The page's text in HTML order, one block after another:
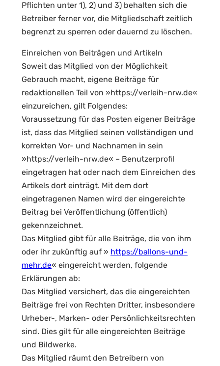
Pflichten unter 1), 2) und 3) behalten sich die
Betreiber ferner vor, die Mitgliedschaft zeitlich
begrenzt zu sperren oder dauernd zu löschen.
Einreichen von Beiträgen und Artikeln
Soweit das Mitglied von der Möglichkeit
Gebrauch macht, eigene Beiträge für
redaktionellen Teil von »https://verleih-nrw.de«
einzureichen, gilt Folgendes:
Voraussetzung für das Posten eigener Beiträge
ist, dass das Mitglied seinen vollständigen und
korrekten Vor- und Nachnamen in sein
»https://verleih-nrw.de« – Benutzerprofil
eingetragen hat oder nach dem Einreichen des
Artikels dort einträgt. Mit dem dort
eingetragenen Namen wird der eingereichte
Beitrag bei Veröffentlichung (öffentlich)
gekennzeichnet.
Das Mitglied gibt für alle Beiträge, die von ihm
oder ihr zukünftig auf » https://ballons-und-
mehr.de« eingereicht werden, folgende
Erklärungen ab:
Das Mitglied versichert, das die eingereichten
Beiträge frei von Rechten Dritter, insbesondere
Urheber-, Marken- oder Persönlichkeitsrechten
sind. Dies gilt für alle eingereichten Beiträge
und Bildwerke.
Das Mitglied räumt den Betreibern von